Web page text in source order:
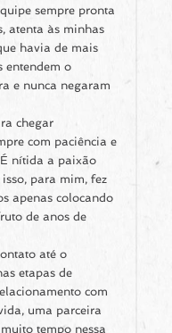
sempre pronta
atenta às minhas
havia de mais
entendem o
e nunca negaram
chegar
com paciência e
nítida a paixão
para mim, fez
apenas colocando
de anos de
até o
etapas de
com
uma parceira
tempo nessa